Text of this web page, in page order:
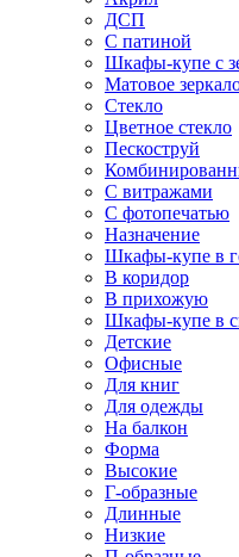
ДСП
С патиной
Шкафы-купе с
Матовое
Стекло
Цветное стекло
Пескоструй
С витражами
С фотопечатью
Назначение
Шкафы-купе в
В коридор
В прихожую
Шкафы-купе в
Детские
Офисные
Для книг
Для одежды
На балкон
Форма
Высокие
Г-образные
Длинные
Низкие